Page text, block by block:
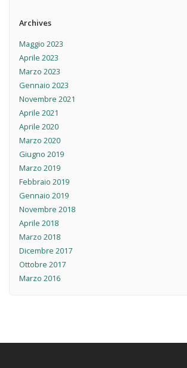
Archives
Maggio 2023
Aprile 2023
Marzo 2023
Gennaio 2023
Novembre 2021
Aprile 2021
Aprile 2020
Marzo 2020
Giugno 2019
Marzo 2019
Febbraio 2019
Gennaio 2019
Novembre 2018
Aprile 2018
Marzo 2018
Dicembre 2017
Ottobre 2017
Marzo 2016